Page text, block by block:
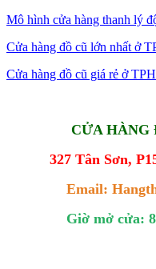
Mô hình cửa hàng thanh lý
Cửa hàng đồ cũ lớn nhất ở
Cửa hàng đồ cũ giá rẻ ở
CỬA HÀNG
327 Tân Sơn,
Email:
Giờ mở cửa: